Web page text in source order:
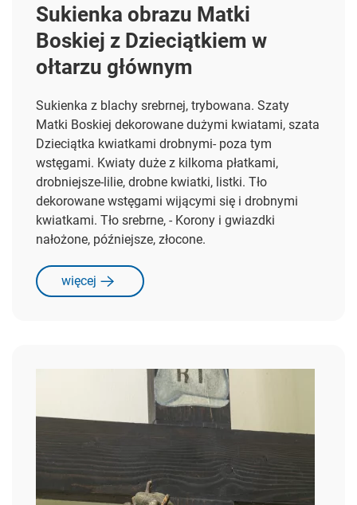
Sukienka obrazu Matki
Boskiej z Dzieciątkiem w
ołtarzu głównym
Sukienka z blachy srebrnej, trybowana. Szaty
Matki Boskiej dekorowane dużymi kwiatami, szata
Dzie­ciątka kwiatkami drobnymi- poza tym
wstęgami. Kwiaty duże z kilkoma płatkami,
drobniejsze-lilie, drobne kwiatki, listki. Tło
dekorowane wstęgami wijącymi się i drobnymi
kwiatkami. Tło srebrne, - Korony i gwiazdki
nałożone, późniejsze, złocone.
więcej